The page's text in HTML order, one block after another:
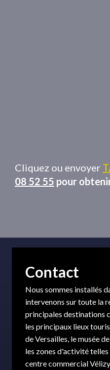
Cliquez ou envoyer
08 52 55 pour
Contact
Nous sommes installés
intervenons sur toute la
principales destinations
les principaux lieux
de Versailles, le musée
les zones d'activité
centre commercial